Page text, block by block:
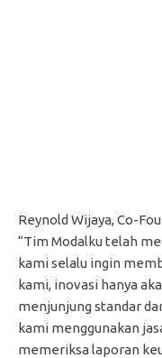
Reynold Wijaya, Co-
“Tim Modalku telah
kami selalu ingin
kami, inovasi hanya
menjunjung standar
kami menggunakan
memeriksa laporan